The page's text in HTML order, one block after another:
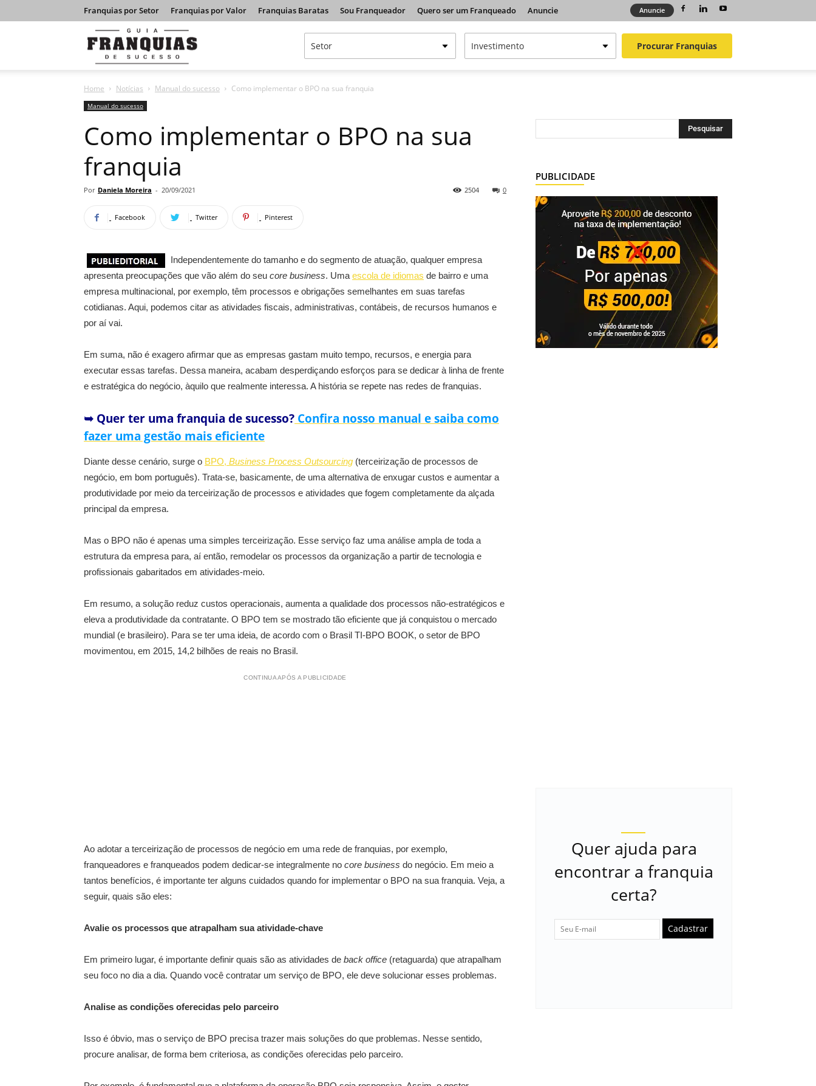
Franquias por Setor Franquias por Valor Franquias Baratas Sou Franqueador Quero ser um Franqueado Anuncie Anuncie
Franquias
de
Procurar Franquias
Home Notícias Manual do sucesso Como implementar o BPO na sua franquia
Manual do sucesso
Como implementar o BPO na sua
franquia
Por Daniela Moreira - 20/09/2021 0
2504
Facebook Twitter Pinterest
Independentemente do tamanho e do segmento de atuação, qualquer empresa
apresenta preocupações que vão além do seu core business. Uma escola de idiomas de bairro e uma
empresa multinacional, por exemplo, têm processos e obrigações semelhantes em suas tarefas
cotidianas. Aqui, podemos citar as atividades fiscais, administrativas, contábeis, de recursos humanos e
por aí vai.
Em suma, não é exagero afirmar que as empresas gastam muito tempo, recursos, e energia para
executar essas tarefas. Dessa maneira, acabam desperdiçando esforços para se dedicar à linha de frente
e estratégica do negócio, àquilo que realmente interessa. A história se repete nas redes de franquias.
➥ Quer ter uma franquia de sucesso? Confira nosso manual e saiba como
fazer uma gestão mais eficiente
Diante desse cenário, surge o BPO, Business Process Outsourcing (terceirização de processos de
negócio, em bom português). Trata-se, basicamente, de uma alternativa de enxugar custos e aumentar a
produtividade por meio da terceirização de processos e atividades que fogem completamente da alçada
principal da empresa.
Mas o BPO não é apenas uma simples terceirização. Esse serviço faz uma análise ampla de toda a
estrutura da empresa para, aí então, remodelar os processos da organização a partir de tecnologia e
profissionais gabaritados em atividades-meio.
Em resumo, a solução reduz custos operacionais, aumenta a qualidade dos processos não-estratégicos e
eleva a produtividade da contratante. O BPO tem se mostrado tão eficiente que já conquistou o mercado
mundial (e brasileiro). Para se ter uma ideia, de acordo com o Brasil TI-BPO BOOK, o setor de BPO
movimentou, em 2015, 14,2 bilhões de reais no Brasil.
CONTINUA APÓS A PUBLICIDADE
Ao adotar a terceirização de processos de negócio em uma rede de franquias, por exemplo,
franqueadores e franqueados podem dedicar-se integralmente no core business do negócio. Em meio a
tantos benefícios, é importante ter alguns cuidados quando for implementar o BPO na sua franquia. Veja, a
seguir, quais são eles:
Avalie os processos que atrapalham sua atividade-chave
Em primeiro lugar, é importante definir quais são as atividades de back office (retaguarda) que atrapalham
seu foco no dia a dia. Quando você contratar um serviço de BPO, ele deve solucionar esses problemas.
Analise as condições oferecidas pelo parceiro
Isso é óbvio, mas o serviço de BPO precisa trazer mais soluções do que problemas. Nesse sentido,
procure analisar, de forma bem criteriosa, as condições oferecidas pelo parceiro.
PUBLICIDADE
Quer ajuda para
encontrar a franquia
certa?
Cadastrar